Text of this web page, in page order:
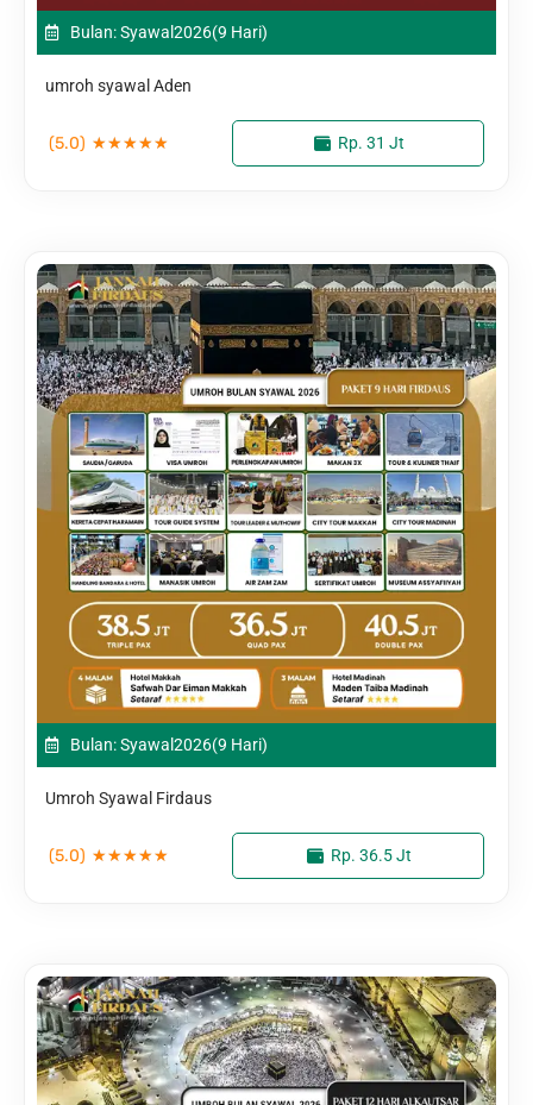
Bulan: Syawal2026(9 Hari)
umroh syawal Aden
(5.0) ★★★★★ Rp. 31 Jt
Bulan: Syawal2026(9 Hari)
Umroh Syawal Firdaus
(5.0) ★★★★★ Rp. 36.5 Jt